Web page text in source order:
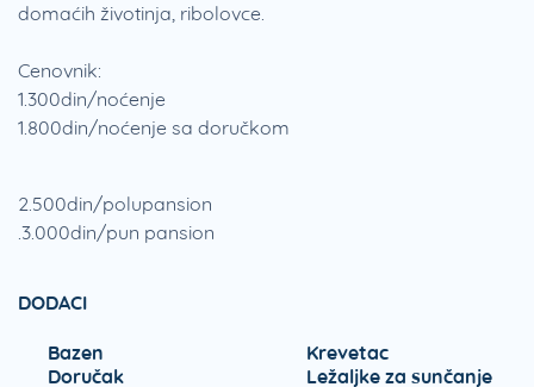
domaćih životinja, ribolovce.
Cenovnik:
1.300din/noćenje
1.800din/noćenje sa doručkom
2.500din/polupansion
.3.000din/pun pansion
DODACI
Bazen
Doručak
Krevetac
Ležaljke za sunčanje